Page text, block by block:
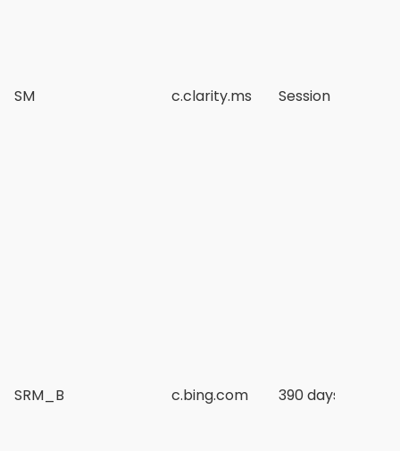
SM c.clarity.ms Session
SRM_B c.bing.com 390 days